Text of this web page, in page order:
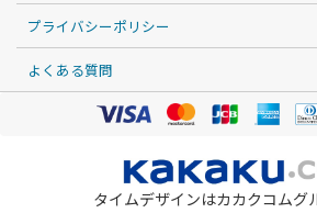
プライバシーポリシー
よくある質問
タイムデザインはカカクコムグ